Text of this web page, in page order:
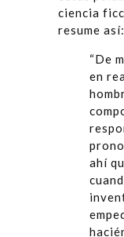
ciencia
resume así:
“De
en
ahí